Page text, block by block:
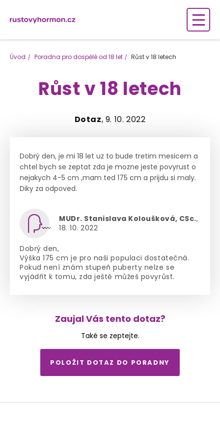
Úvod Poradna pro dospělé od 18 let Růst v 18 letech
Růst v 18 letech
Dotaz, 9. 10. 2022
Dobrý den, je mi 18 let uz to bude tretim mesicem a
chtel bych se zeptat zda je mozne jeste povyrust o
nejakych 4-5 cm ,mam ted 175 cm a prijdu si maly.
Diky za odpoved.
MUDr. Stanislava Koloušková, CSc.,
18. 10. 2022
Dobrý den,
Výška 175 cm je pro naši populaci dostatečná.
Pokud není znám stupeň puberty nelze se
vyjádřit k tomu, zda ještě můžeš povyrůst.
Zaujal Vás tento dotaz?
Také se zeptejte.
POLOŽIT DOTAZ DO PORADNY